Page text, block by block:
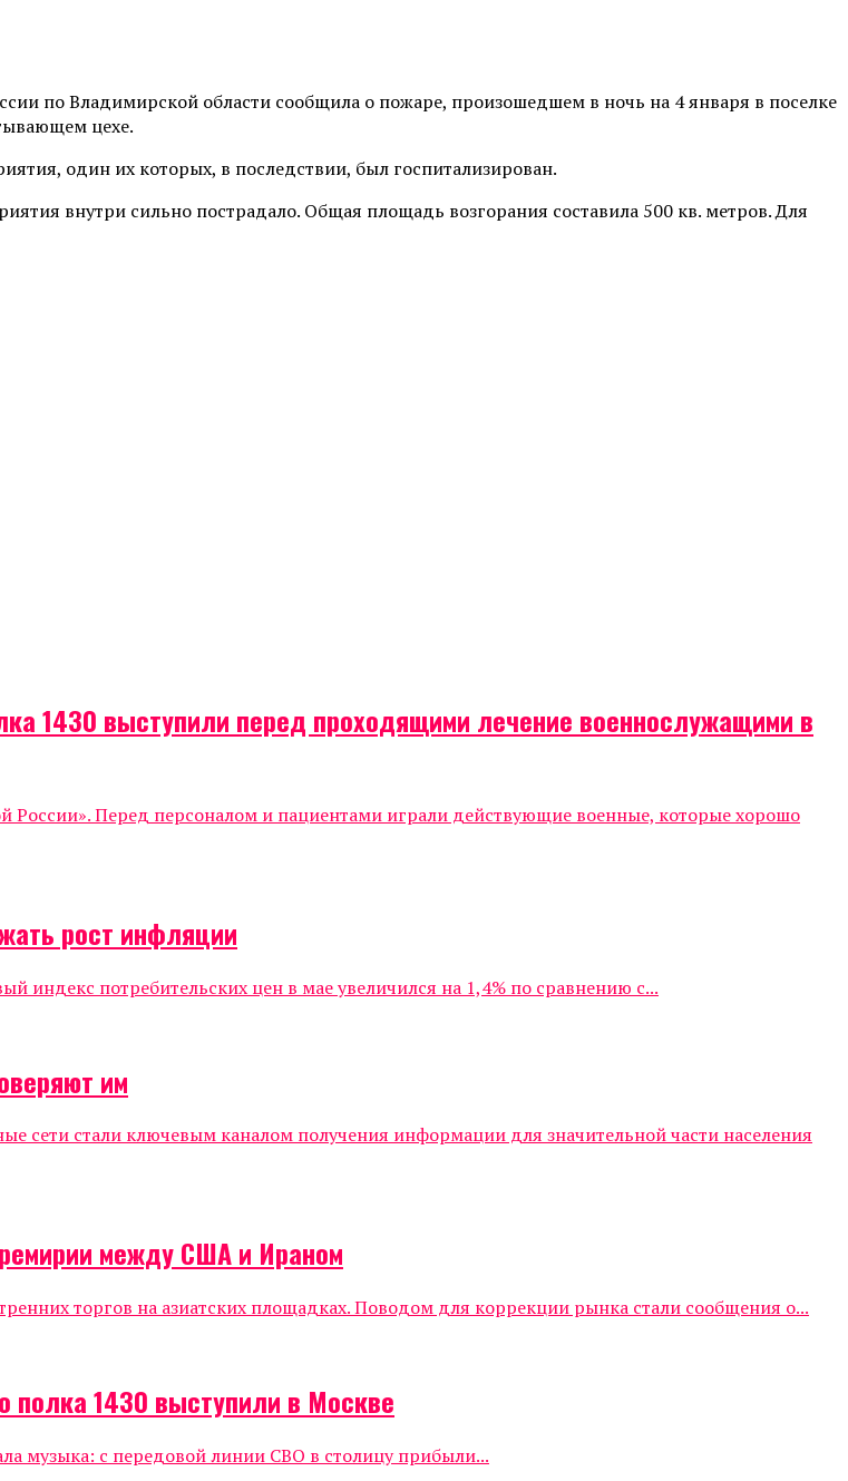
по Владимирской области сообщила о пожаре, произошедшем в ночь на 4 января в поселке
цехе.
один их которых, в последствии, был госпитализирован.
внутри сильно пострадало. Общая площадь возгорания составила 500 кв. метров. Для
1430 выступили перед проходящими лечение военнослужащими в
России». Перед персоналом и пациентами играли действующие военные, которые хорошо
рост инфляции
потребительских цен в мае увеличился на 1,4% по сравнению с...
им
сети стали ключевым каналом получения информации для значительной части населения
между США и Ираном
торгов на азиатских площадках. Поводом для коррекции рынка стали сообщения о...
полка 1430 выступили в Москве
музыка: с передовой линии СВО в столицу прибыли...